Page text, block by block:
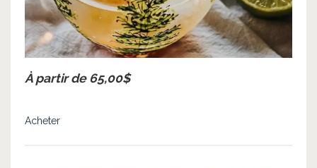
À partir de 65,00$
Acheter